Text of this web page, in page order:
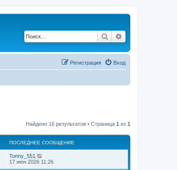
Поиск
Вход
Регистрация
Найдено 16 результатов • Страница 1 из 1
ПОСЛЕДНЕЕ СООБЩЕНИЕ
Tonny_551
17 июн 2026 11:26